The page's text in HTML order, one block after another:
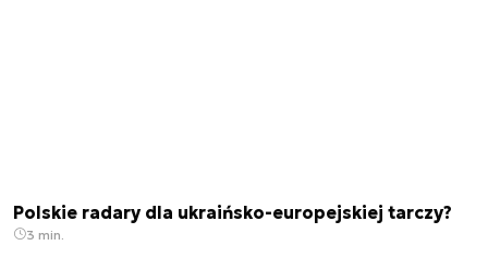
Polskie radary dla ukraińsko-europejskiej tarczy?
3 min.